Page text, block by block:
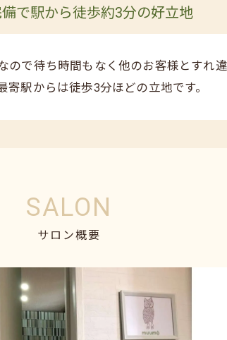
で駅から徒歩約3分の好立地
ので待ち時間もなく他のお客様とすれ
駅からは徒歩3分ほどの立地です。
サロン概要
SALON